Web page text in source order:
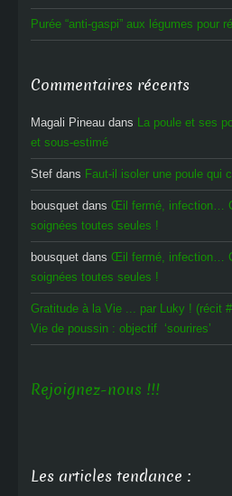
Purée “anti-gaspi” aux légumes pour
Commentaires récents
Magali Pineau dans La poule et ses
et sous-estimé
Stef dans Faut-il isoler une poule qui
bousquet dans Œil fermé, infection…
soignées toutes seules !
bousquet dans Œil fermé, infection…
soignées toutes seules !
Gratitude à la Vie ... par Luky ! (récit
Vie de poussin : objectif ‘sourires’
Rejoignez-nous !!!
Les articles tendance :